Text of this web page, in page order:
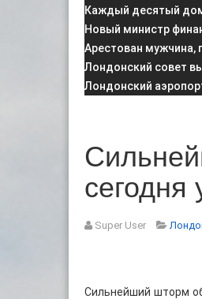
Каждый десятый
Новый министр
Арестован мужчина,
Лондонский совет
Лондонский
сегодня
Super User
Сильнейший шторм